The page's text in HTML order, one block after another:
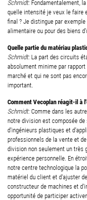
Schmidt:Fondamentalement,
quelle intensité je veux le faire
final ? Je distingue par
alimentaire ou pour des biens
Quelle partie du matériau
Schmidt:La part des circuits
absolument minime par
marché et qui ne sont pas
important.
Comment Vecoplan réagit-il à
Schmidt: Comme dans les
notre division est composée
d'ingénieurs plastiques et
professionnels de la vente et
division non seulement un très
expérience personnelle. En
notre centre technologique la
matériel du client et d'ajuster
constructeur de machines et
opportunité de participer